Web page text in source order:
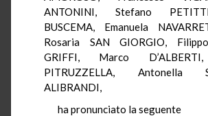
ANTONINI, Stefano
BUSCEMA, Emanuela
Rosaria SAN GIORGIO,
GRIFFI, Marco
PITRUZZELLA, Antonella
ALIBRANDI,
ha pronunciato la seguente